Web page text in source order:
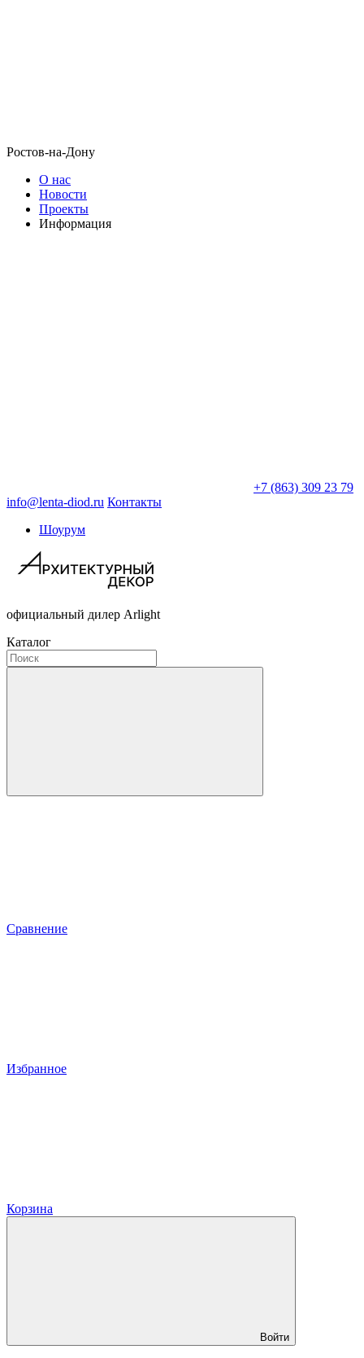
Ростов-на-Дону
О нас
Новости
Проекты
Информация
+7 (863) 309 23 79
info@lenta-diod.ru Контакты
Шоурум
официальный дилер Arlight
Каталог
Сравнение
Избранное
Корзина
Войти